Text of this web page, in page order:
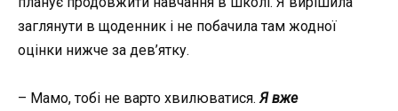
заглянути в щоденник і не побачила там жодної
оцінки нижче за дев’ятку.
– Мамо, тобі не варто хвилюватися. Я вже